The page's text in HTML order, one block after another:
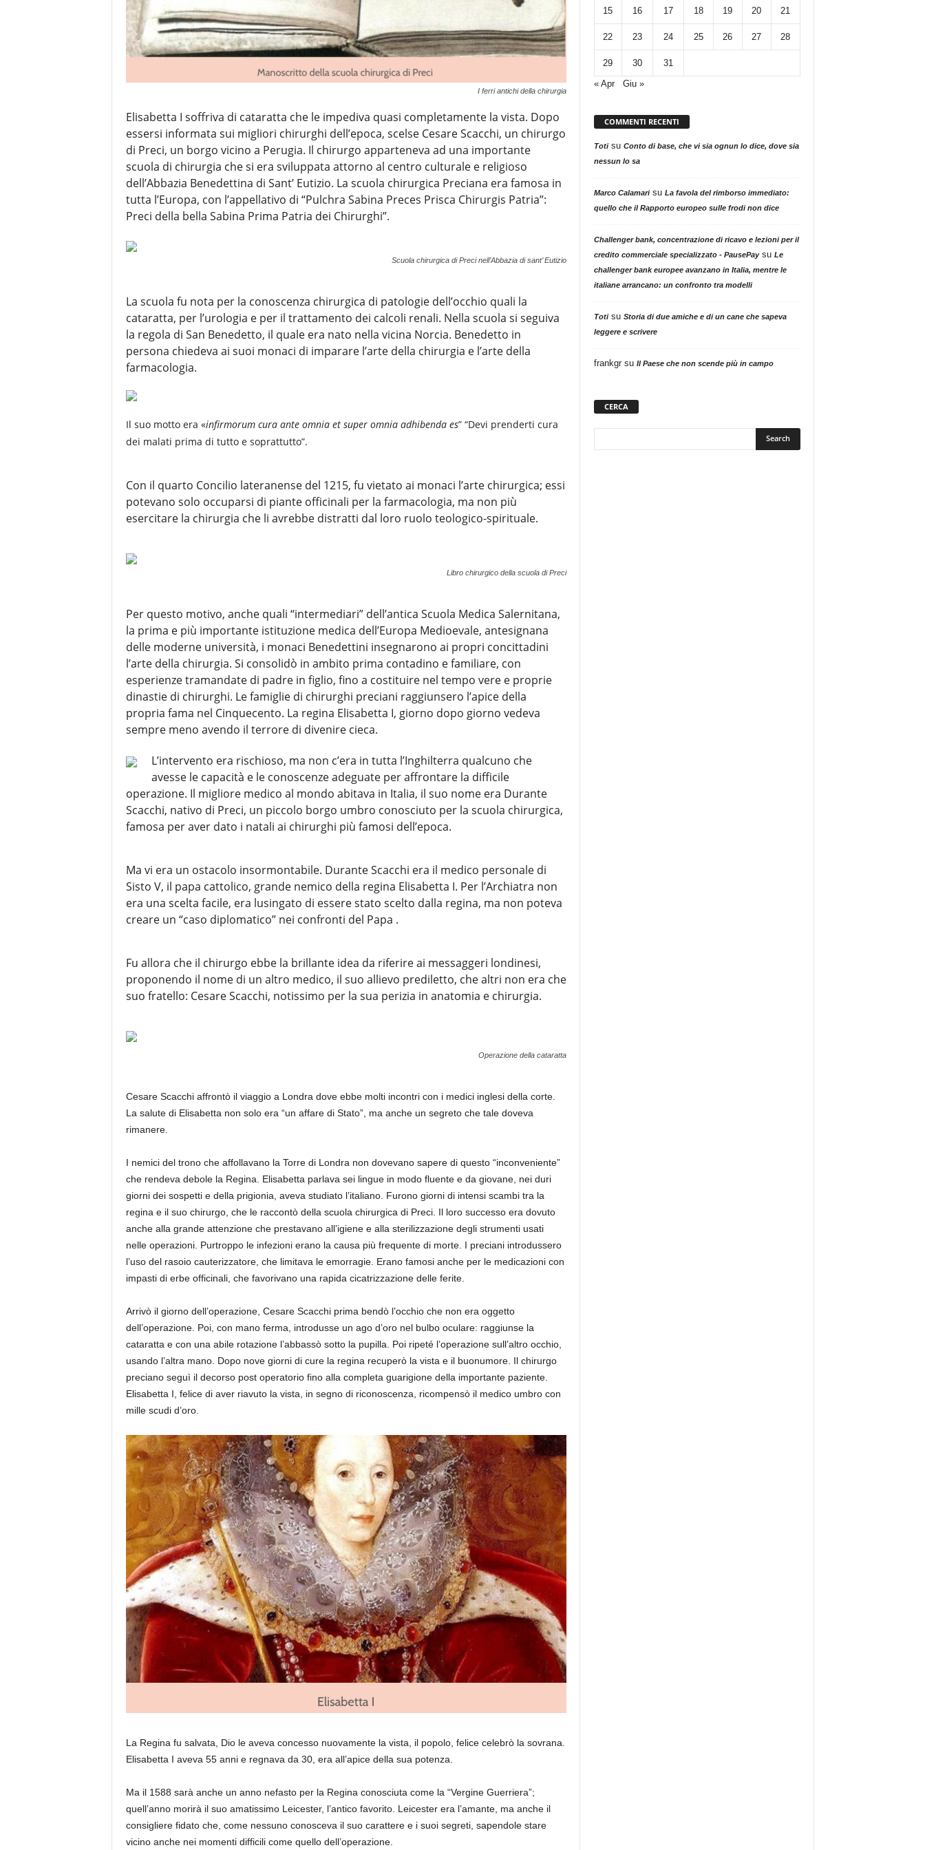
I ferri antichi della chirurgia
Elisabetta I soffriva di cataratta che le impediva quasi completamente la vista. Dopo
essersi informata sui migliori chirurghi dell’epoca, scelse Cesare Scacchi, un chirurgo
di Preci, un borgo vicino a Perugia. Il chirurgo apparteneva ad una importante
scuola di chirurgia che si era sviluppata attorno al centro culturale e religioso
dell’Abbazia Benedettina di Sant’ Eutizio. La scuola chirurgica Preciana era famosa in
tutta l’Europa, con l’appellativo di “Pulchra Sabina Preces Prisca Chirurgis Patria”:
Preci della bella Sabina Prima Patria dei Chirurghi”.
Scuola chirurgica di Preci nell’Abbazia di sant’ Eutizio
La scuola fu nota per la conoscenza chirurgica di patologie dell’occhio quali la
cataratta, per l’urologia e per il trattamento dei calcoli renali. Nella scuola si seguiva
la regola di San Benedetto, il quale era nato nella vicina Norcia. Benedetto in
persona chiedeva ai suoi monaci di imparare l’arte della chirurgia e l’arte della
farmacologia.
Il suo motto era «infirmorum cura ante omnia et super omnia adhibenda es” “Devi prenderti cura
dei malati prima di tutto e soprattutto”.
Con il quarto Concilio lateranense del 1215, fu vietato ai monaci l’arte chirurgica; essi
potevano solo occuparsi di piante officinali per la farmacologia, ma non più
esercitare la chirurgia che li avrebbe distratti dal loro ruolo teologico-spirituale.
Libro chirurgico della scuola di Preci
Per questo motivo, anche quali “intermediari” dell’antica Scuola Medica Salernitana,
la prima e più importante istituzione medica dell’Europa Medioevale, antesignana
delle moderne università, i monaci Benedettini insegnarono ai propri concittadini
l’arte della chirurgia. Si consolidò in ambito prima contadino e familiare, con
esperienze tramandate di padre in figlio, fino a costituire nel tempo vere e proprie
dinastie di chirurghi. Le famiglie di chirurghi preciani raggiunsero l’apice della
propria fama nel Cinquecento. La regina Elisabetta I, giorno dopo giorno vedeva
sempre meno avendo il terrore di divenire cieca.
L’intervento era rischioso, ma non c’era in tutta l’Inghilterra qualcuno che
avesse le capacità e le conoscenze adeguate per affrontare la difficile
operazione. Il migliore medico al mondo abitava in Italia, il suo nome era Durante
Scacchi, nativo di Preci, un piccolo borgo umbro conosciuto per la scuola chirurgica,
famosa per aver dato i natali ai chirurghi più famosi dell’epoca.
Ma vi era un ostacolo insormontabile. Durante Scacchi era il medico personale di
Sisto V, il papa cattolico, grande nemico della regina Elisabetta I. Per l’Archiatra non
era una scelta facile, era lusingato di essere stato scelto dalla regina, ma non poteva
creare un “caso diplomatico” nei confronti del Papa .
Fu allora che il chirurgo ebbe la brillante idea da riferire ai messaggeri londinesi,
proponendo il nome di un altro medico, il suo allievo prediletto, che altri non era che
suo fratello: Cesare Scacchi, notissimo per la sua perizia in anatomia e chirurgia.
Operazione della cataratta
Cesare Scacchi affrontò il viaggio a Londra dove ebbe molti incontri con i medici inglesi della corte.
La salute di Elisabetta non solo era “un affare di Stato”, ma anche un segreto che tale doveva
rimanere.
I nemici del trono che affollavano la Torre di Londra non dovevano sapere di questo “inconveniente”
che rendeva debole la Regina. Elisabetta parlava sei lingue in modo fluente e da giovane, nei duri
giorni dei sospetti e della prigionia, aveva studiato l’italiano. Furono giorni di intensi scambi tra la
regina e il suo chirurgo, che le raccontò della scuola chirurgica di Preci. Il loro successo era dovuto
anche alla grande attenzione che prestavano all’igiene e alla sterilizzazione degli strumenti usati
nelle operazioni. Purtroppo le infezioni erano la causa più frequente di morte. I preciani introdussero
l’uso del rasoio cauterizzatore, che limitava le emorragie. Erano famosi anche per le medicazioni con
impasti di erbe officinali, che favorivano una rapida cicatrizzazione delle ferite.
Arrivò il giorno dell’operazione, Cesare Scacchi prima bendò l’occhio che non era oggetto
dell’operazione. Poi, con mano ferma, introdusse un ago d’oro nel bulbo oculare: raggiunse la
cataratta e con una abile rotazione l’abbassò sotto la pupilla. Poi ripeté l’operazione sull’altro occhio,
usando l’altra mano. Dopo nove giorni di cure la regina recuperò la vista e il buonumore. Il chirurgo
preciano seguì il decorso post operatorio fino alla completa guarigione della importante paziente.
Elisabetta I, felice di aver riavuto la vista, in segno di riconoscenza, ricompensò il medico umbro con
mille scudi d’oro.
La Regina fu salvata, Dio le aveva concesso nuovamente la vista, il popolo, felice celebrò la sovrana.
Elisabetta I aveva 55 anni e regnava da 30, era all’apice della sua potenza.
Ma il 1588 sarà anche un anno nefasto per la Regina conosciuta come la “Vergine Guerriera”;
quell’anno morirà il suo amatissimo Leicester, l’antico favorito. Leicester era l’amante, ma anche il
consigliere fidato che, come nessuno conosceva il suo carattere e i suoi segreti, sapendole stare
vicino anche nei momenti difficili come quello dell’operazione.
15 16 17 18 19 20 21
22 23 24 25 26 27 28
29 30
31
« Apr
Giu »
COMMENTI RECENTI
Totisu Conto di base, che vi sia ognun lo dice, dove sia
nessun lo sa
Marco Calamarisu La favola del rimborso immediato:
quello che il Rapporto europeo sulle frodi non dice
Challenger bank, concentrazione di ricavo e lezioni per il
credito commerciale specializzato - PausePaysu Le
challenger bank europee avanzano in Italia, mentre le
italiane arrancano: un confronto tra modelli
Totisu Storia di due amiche e di un cane che sapeva
leggere e scrivere
frankgrsu Il Paese che non scende più in campo
CERCA